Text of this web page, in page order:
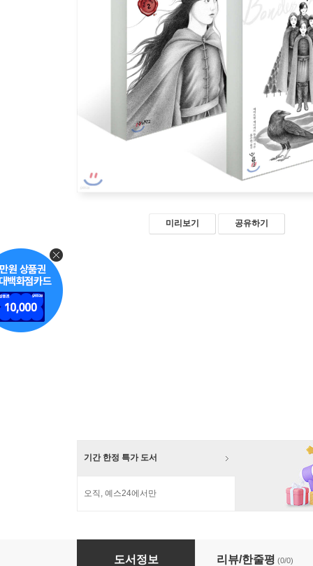
미리보기 공유하기
기간 한정 특가 도서
오직, 예스24에서만
본리스머시 1-2 세트
도서정보 리뷰/한줄평 (0/0)